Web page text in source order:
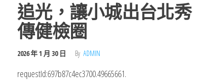
追光，讓小城出台北秀
傳健檢圈
2026 年 1 月 30 日 By ADMIN
requestId:697b87c4ec3700.49665661.